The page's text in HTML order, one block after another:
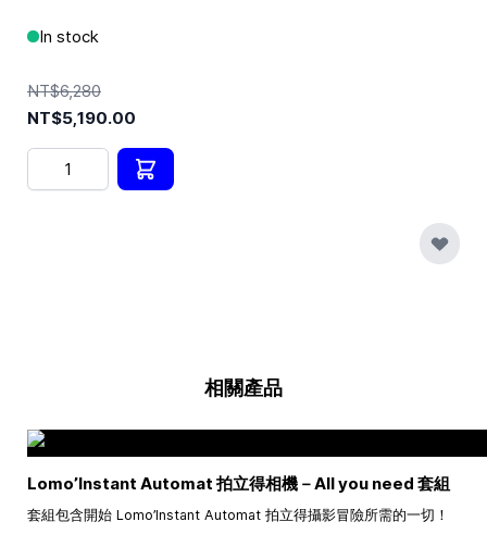
In stock
NT$6,280
NT$5,190.00
Quantity
相關產品
Lomo’Instant Automat 拍立得相機－All you need 套組
套組包含開始 Lomo’Instant Automat 拍立得攝影冒險所需的一切！